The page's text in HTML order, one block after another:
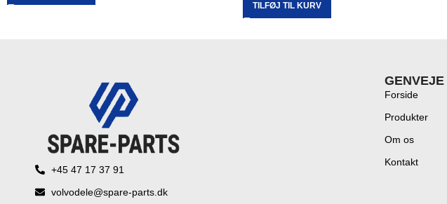
TILFØJ TIL KURV
+45 47 17 37 91
volvodele@spare-parts.dk
GENVEJE
Forside
Produkter
Om os
Kontakt